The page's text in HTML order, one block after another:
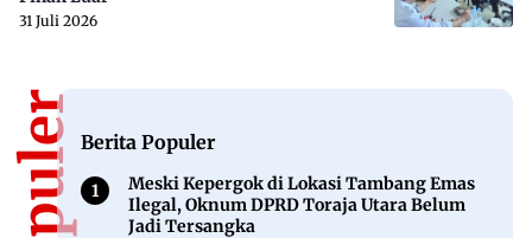
31 Juli 2026
Berita Populer
Meski Kepergok di Lokasi Tambang Emas
Ilegal, Oknum DPRD Toraja Utara Belum
Jadi Tersangka